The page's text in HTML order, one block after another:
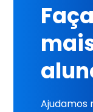
Ajudamos